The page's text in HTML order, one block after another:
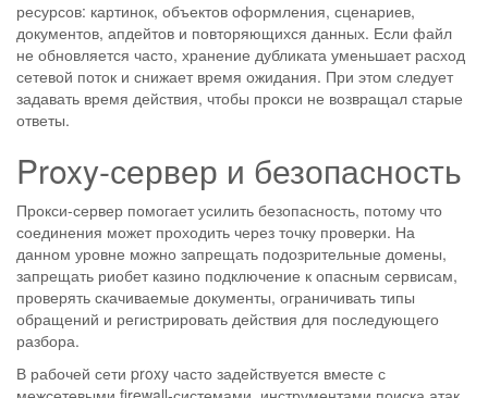
ресурсов: картинок, объектов оформления, сценариев,
документов, апдейтов и повторяющихся данных. Если файл
не обновляется часто, хранение дубликата уменьшает расход
сетевой поток и снижает время ожидания. При этом следует
задавать время действия, чтобы прокси не возвращал старые
ответы.
Proxy-сервер и безопасность
Прокси-сервер помогает усилить безопасность, потому что
соединения может проходить через точку проверки. На
данном уровне можно запрещать подозрительные домены,
запрещать риобет казино подключение к опасным сервисам,
проверять скачиваемые документы, ограничивать типы
обращений и регистрировать действия для последующего
разбора.
В рабочей сети proxy часто задействуется вместе с